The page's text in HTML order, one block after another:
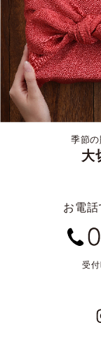
季節
大
お電
受